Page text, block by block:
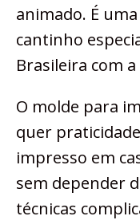
animado. É
cantinho
Brasileira com
O molde para
quer
impresso em
sem depender
técnicas